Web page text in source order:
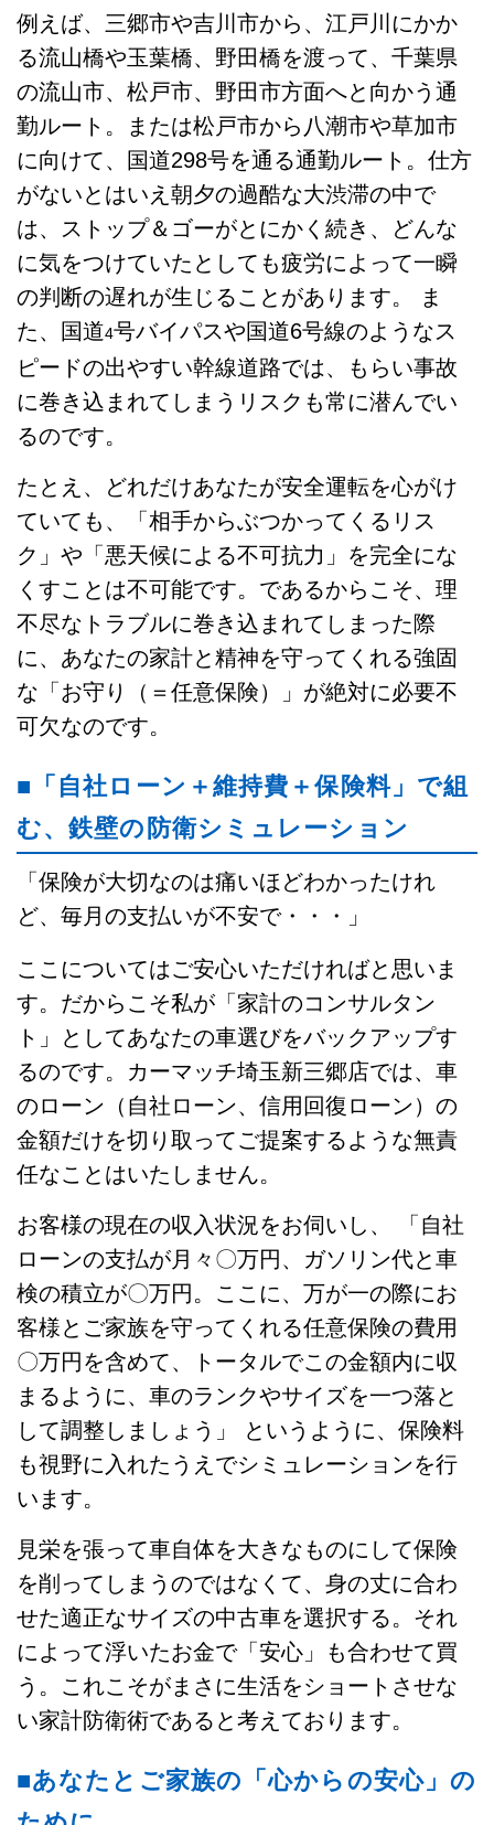
例えば、三郷市や吉川市から、江戸川にかか
る流山橋や玉葉橋、野田橋を渡って、千葉県
の流山市、松戸市、野田市方面へと向かう通
勤ルート。または松戸市から八潮市や草加市
に向けて、国道298号を通る通勤ルート。仕方
がないとはいえ朝夕の過酷な大渋滞の中で
は、ストップ＆ゴーがとにかく続き、どんな
に気をつけていたとしても疲労によって一瞬
の判断の遅れが生じることがあります。 ま
た、国道4号バイパスや国道6号線のようなス
ピードの出やすい幹線道路では、もらい事故
に巻き込まれてしまうリスクも常に潜んでい
るのです。
たとえ、どれだけあなたが安全運転を心がけ
ていても、「相手からぶつかってくるリス
ク」や「悪天候による不可抗力」を完全にな
くすことは不可能です。であるからこそ、理
不尽なトラブルに巻き込まれてしまった際
に、あなたの家計と精神を守ってくれる強固
な「お守り（＝任意保険）」が絶対に必要不
可欠なのです。
■「自社ローン＋維持費＋保険料」で組
む、鉄壁の防衛シミュレーション
「保険が大切なのは痛いほどわかったけれ
ど、毎月の支払いが不安で・・・」
ここについてはご安心いただければと思いま
す。だからこそ私が「家計のコンサルタン
ト」としてあなたの車選びをバックアップす
るのです。カーマッチ埼玉新三郷店では、車
のローン（自社ローン、信用回復ローン）の
金額だけを切り取ってご提案するような無責
任なことはいたしません。
お客様の現在の収入状況をお伺いし、 「自社
ローンの支払が月々〇万円、ガソリン代と車
検の積立が〇万円。ここに、万が一の際にお
客様とご家族を守ってくれる任意保険の費用
〇万円を含めて、トータルでこの金額内に収
まるように、車のランクやサイズを一つ落と
して調整しましょう」 というように、保険料
も視野に入れたうえでシミュレーションを行
います。
見栄を張って車自体を大きなものにして保険
を削ってしまうのではなくて、身の丈に合わ
せた適正なサイズの中古車を選択する。それ
によって浮いたお金で「安心」も合わせて買
う。これこそがまさに生活をショートさせな
い家計防衛術であると考えております。
■あなたとご家族の「心からの安心」の